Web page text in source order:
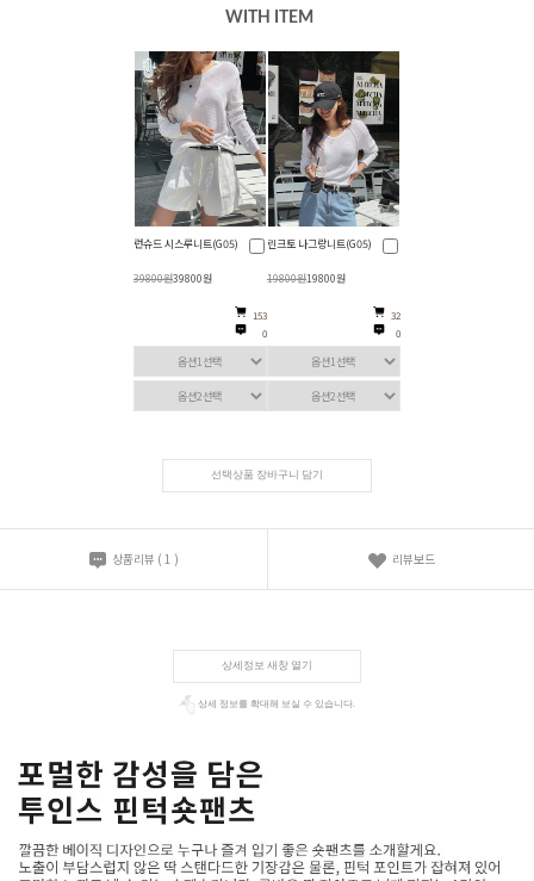
WITH ITEM
런슈드 시스루니트(G05)
39800원39800원
153
0
린크토 나그랑니트(G05)
19800원19800원
32
0
선택상품 장바구니 담기
상품리뷰 ( 1 ) 리뷰보드
상세정보 새창 열기
상세 정보를 확대해 보실 수 있습니다.